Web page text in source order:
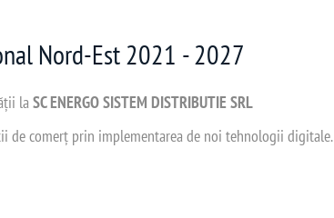
Nord-Est 2021 - 2027
laSC ENERGO SISTEM DISTRIBUTIE SRL
de comerț prin implementarea de noi tehnologii digitale.